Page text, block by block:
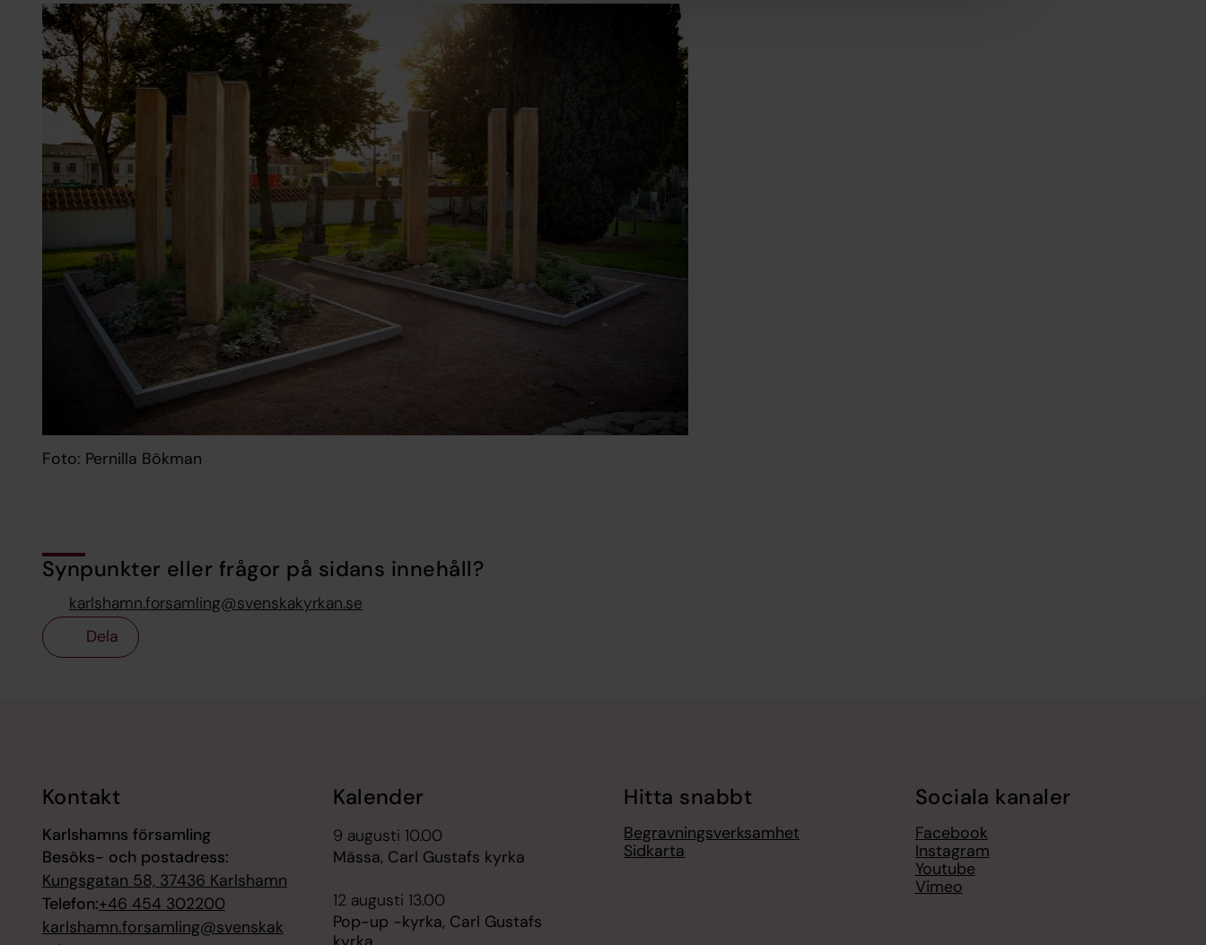
Foto: Pernilla Bökman
Synpunkter eller frågor på sidans innehåll?
karlshamn.forsamling@svenskakyrkan.se
Dela
Kontakt
Karlshamns församling
Besöks- och postadress:
Kungsgatan 58, 37436 Karlshamn
Telefon:+46 454 302200
karlshamn.forsamling@svenskak
Kalender
9 augusti 10.00
Mässa, Carl Gustafs kyrka
12 augusti 13.00
Pop-up -kyrka, Carl Gustafs
Hitta snabbt
Begravningsverksamhet
Sidkarta
Sociala kanaler
Facebook
Instagram
Youtube
Vimeo